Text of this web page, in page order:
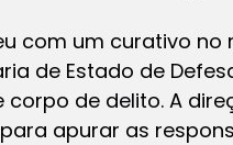
com um curativo
de Estado de
corpo de delito. A
apurar as